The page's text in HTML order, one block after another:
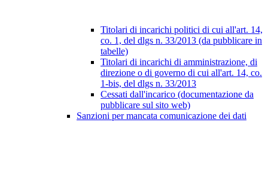
Titolari di incarichi politici di cui all'art. 14,
co. 1, del dlgs n. 33/2013 (da pubblicare in
tabelle)
Titolari di incarichi di amministrazione, di
direzione o di governo di cui all'art. 14, co.
1-bis, del dlgs n. 33/2013
Cessati dall'incarico (documentazione da
pubblicare sul sito web)
Sanzioni per mancata comunicazione dei dati